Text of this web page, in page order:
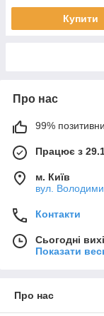
Купити
Про нас
99%
Працює з
м. Київ
вул.
Контакти
Сьогодні
Показати
Про нас